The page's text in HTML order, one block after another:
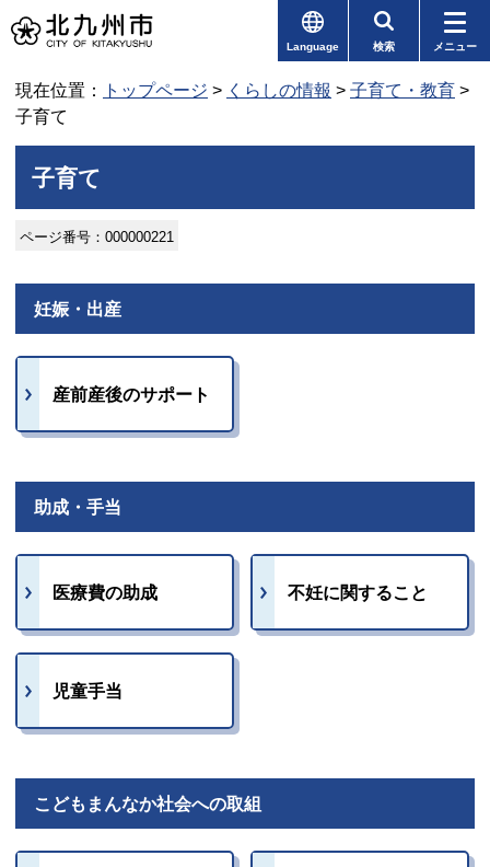
Language 検索 メニュー
現在位置： トップページ > くらしの情報 > 子育て・教育 >
子育て
子育て
ページ番号：000000221
妊娠・出産
産前産後のサポート
助成・手当
医療費の助成 不妊に関すること
児童手当
こどもまんなか社会への取組